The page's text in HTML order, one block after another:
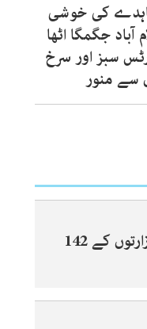
کی خوشی
آباد جگمگا اٹھا
سبز اور سرخ
سے منور
بدعنوانی کے الزام میں نو وزارتوں کے 142